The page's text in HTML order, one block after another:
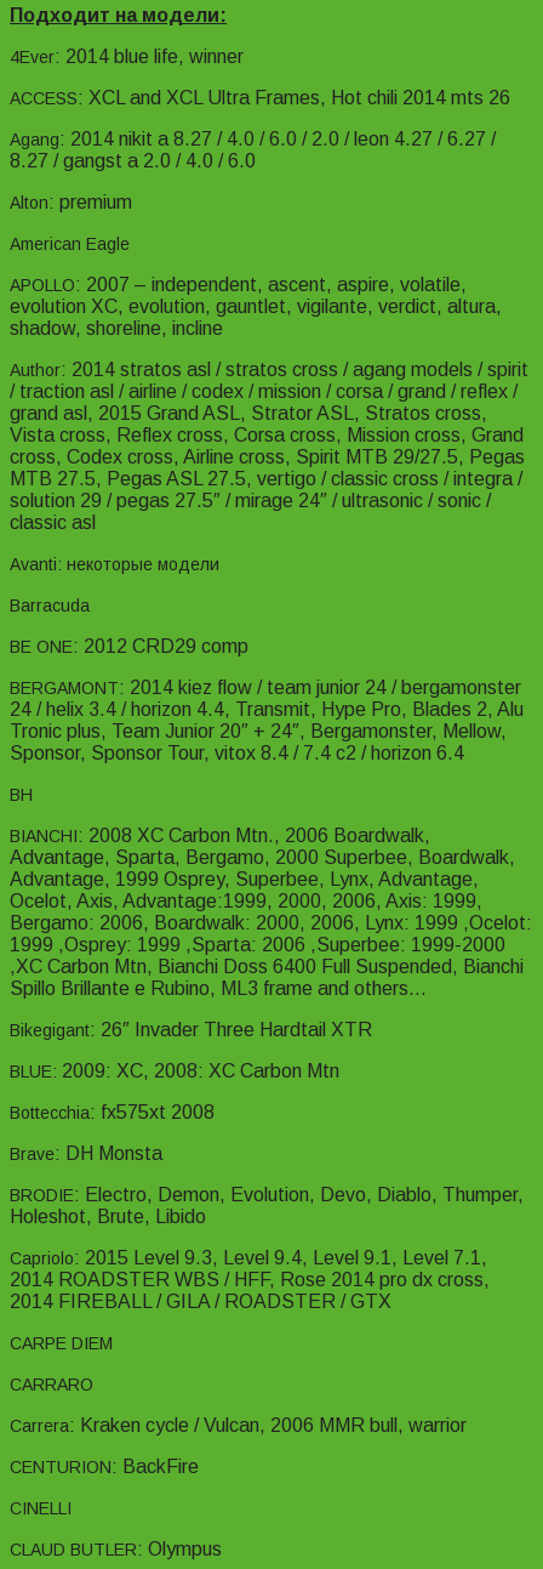
Подходит на модели:
4Ever: 2014 blue life, winner
ACCESS: XCL and XCL Ultra Frames, Hot chili 2014 mts 26
Agang: 2014 nikit a 8.27 / 4.0 / 6.0 / 2.0 / leon 4.27 / 6.27 /
8.27 / gangst a 2.0 / 4.0 / 6.0
Alton: premium
American Eagle
APOLLO: 2007 – independent, ascent, aspire, volatile,
evolution XC, evolution, gauntlet, vigilante, verdict, altura,
shadow, shoreline, incline
Author: 2014 stratos asl / stratos cross / agang models / spirit
/ traction asl / airline / codex / mission / corsa / grand / reflex /
grand asl, 2015 Grand ASL, Strator ASL, Stratos cross,
Vista cross, Reflex cross, Corsa cross, Mission cross, Grand
cross, Codex cross, Airline cross, Spirit MTB 29/27.5, Pegas
MTB 27.5, Pegas ASL 27.5, vertigo / classic cross / integra /
solution 29 / pegas 27.5″ / mirage 24″ / ultrasonic / sonic /
classic asl
Avanti: некоторые модели
Barracuda
BE ONE: 2012 CRD29 comp
BERGAMONT: 2014 kiez flow / team junior 24 / bergamonster
24 / helix 3.4 / horizon 4.4, Transmit, Hype Pro, Blades 2, Alu
Tronic plus, Team Junior 20″ + 24″, Bergamonster, Mellow,
Sponsor, Sponsor Tour, vitox 8.4 / 7.4 c2 / horizon 6.4
BH
BIANCHI: 2008 XC Carbon Mtn., 2006 Boardwalk,
Advantage, Sparta, Bergamo, 2000 Superbee, Boardwalk,
Advantage, 1999 Osprey, Superbee, Lynx, Advantage,
Ocelot, Axis, Advantage:1999, 2000, 2006, Axis: 1999,
Bergamo: 2006, Boardwalk: 2000, 2006, Lynx: 1999 ,Ocelot:
1999 ,Osprey: 1999 ,Sparta: 2006 ,Superbee: 1999-2000
,XC Carbon Mtn, Bianchi Doss 6400 Full Suspended, Bianchi
Spillo Brillante e Rubino, ML3 frame and others…
Bikegigant: 26″ Invader Three Hardtail XTR
BLUE: 2009: XC, 2008: XC Carbon Mtn
Bottecchia: fx575xt 2008
Brave: DH Monsta
BRODIE: Electro, Demon, Evolution, Devo, Diablo, Thumper,
Holeshot, Brute, Libido
Capriolo: 2015 Level 9.3, Level 9.4, Level 9.1, Level 7.1,
2014 ROADSTER WBS / HFF, Rose 2014 pro dx cross,
2014 FIREBALL / GILA / ROADSTER / GTX
CARPE DIEM
CARRARO
Carrera: Kraken cycle / Vulcan, 2006 MMR bull, warrior
CENTURION: BackFire
CINELLI
CLAUD BUTLER: Olympus